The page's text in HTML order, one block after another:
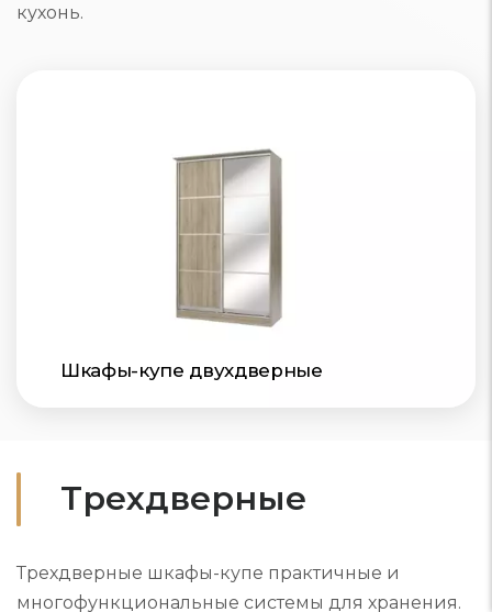
кухонь.
Шкафы-купе двухдверные
Трехдверные
Трехдверные шкафы-купе практичные и
многофункциональные системы для хранения.